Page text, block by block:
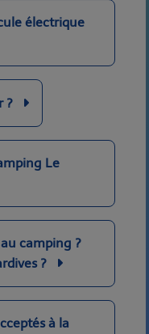
électrique
?
Le
camping ?
?
à la